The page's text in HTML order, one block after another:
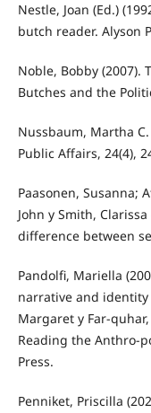
Nestle, Joan (Ed.)
butch reader. Alyson
Noble, Bobby (2007).
Butches and the
Nussbaum, Martha
Public Affairs, 24(4),
Paasonen, Susanna;
John y Smith,
difference between
Pandolfi, Mariella
narrative and
Margaret y Far-
Reading the Anthro-
Press.
Penniket, Priscilla